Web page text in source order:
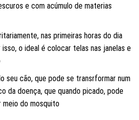
e com acúmulo de materias
nas primeiras horas do dia
o ideal é colocar telas nas janelas e
seu cão, que pode se transrformar num
da doença, que quando picado, pode
meio do mosquito